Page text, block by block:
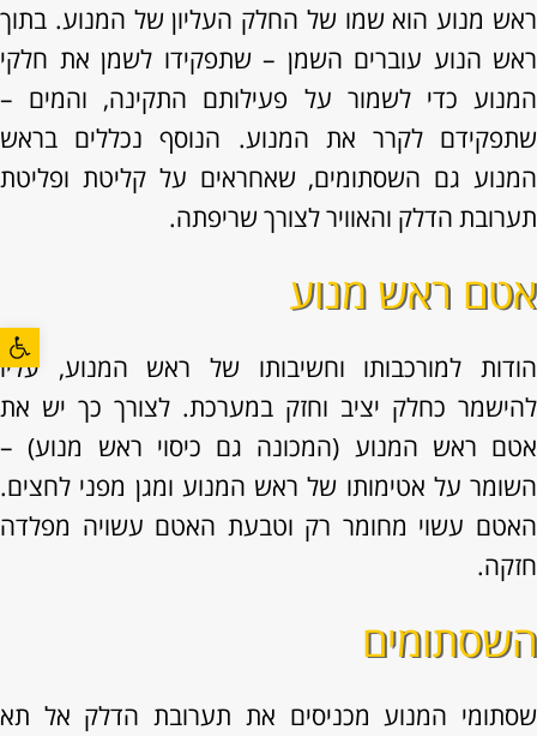
ראש מנוע הוא שמו של החלק העליון של המנוע. בתוך
ראש הנוע עוברים השמן – שתפקידו לשמן את חלקי
המנוע כדי לשמור על פעילותם התקינה, והמים –
שתפקידם לקרר את המנוע. הנוסף נכללים בראש
המנוע גם השסתומים, שאחראים על קליטת ופליטת
תערובת הדלק והאוויר לצורך שריפתה.
אטם ראש מנוע
הודות למורכבותו וחשיבותו של ראש המנוע, עליו
להישמר כחלק יציב וחזק במערכת. לצורך כך יש את
אטם ראש המנוע (המכונה גם כיסוי ראש מנוע) –
השומר על אטימותו של ראש המנוע ומגן מפני לחצים.
האטם עשוי מחומר רק וטבעת האטם עשויה מפלדה
חזקה.
השסתומים
שסתומי המנוע מכניסים את תערובת הדלק אל תא
פתח